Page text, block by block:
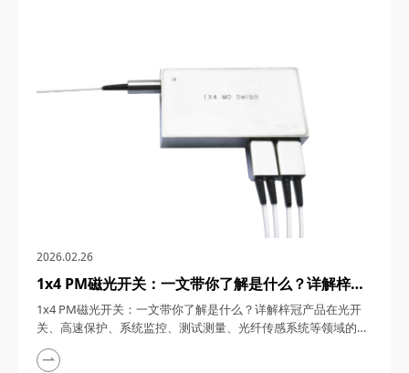
2026.02.26
1x4 PM磁光开关：一文带你了解是什么？详解梓冠
产品在光开关、高速保护、系统监控、测试测量、光
纤传感系统等领域的实际应用
1x4 PM磁光开关：一文带你了解是什么？详解梓冠产品在光开
关、高速保护、系统监控、测试测量、光纤传感系统等领域的实
际应用 1x4 PM（保偏）磁光开关，在光通信技术迅猛发展的今
天，凭借其无机械部件、微秒级响应速度和军工级可靠性，正成